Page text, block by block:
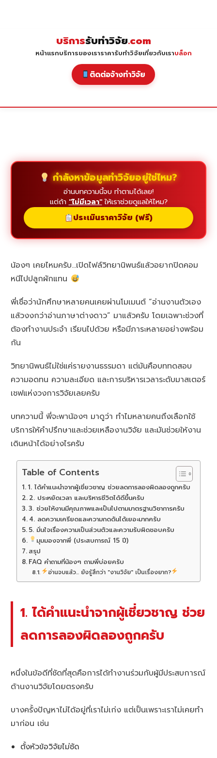
บริการรับทำวิจัย.com
หน้าแรกบริการของเราราคารับทำวิจัยเกี่ยวกับเราบล็อก
ติดต่อจ้างทำวิจัย
กำลังหาข้อมูลทำวิจัยอยู่ใช่ไหม?
อ่านบทความนี้จบ ทำตามได้เลย!
แต่ถ้า "ไม่มีเวลา"ให้เราช่วยดูแลให้ไหม?
ประเมินราคาวิจัย (ฟรี)
น้องๆ เคยไหมครับ…เปิดไฟล์วิทยานิพนธ์แล้วอยากปิดคอม
หนีไปปลูกผักแทน
พี่เชื่อว่านักศึกษาหลายคนเคยผ่านโมเมนต์ “อ่านงานตัวเอง
แล้วงงกว่าอ่านภาษาต่างดาว” มาแล้วครับ โดยเฉพาะช่วงที่
ต้องทำงานประจำ เรียนไปด้วย หรือมีภาระหลายอย่างพร้อม
กัน
วิทยานิพนธ์ไม่ใช่แค่รายงานธรรมดา แต่มันคือบททดสอบ
ความอดทน ความละเอียด และการบริหารเวลาระดับมาสเตอร์
เชฟแห่งวงการวิจัยเลยครับ
บทความนี้ พี่จะพาน้องๆ มาดูว่า ทำไมหลายคนถึงเลือกใช้
บริการให้คำปรึกษาและช่วยเหลืองานวิจัย และมันช่วยให้งาน
เดินหน้าได้อย่างไรครับ
Table of Contents
1. ได้คำแนะนำจากผู้เชี่ยวชาญ ช่วยลดการลองผิดลองถูกครับ
2. ประหยัดเวลา และบริหารชีวิตได้ดีขึ้นครับ
3. ช่วยให้งานมีคุณภาพและเป็นไปตามมาตรฐานวิชาการครับ
4. ลดความเครียดและความกดดันได้เยอะมากครับ
5. มั่นใจเรื่องความเป็นส่วนตัวและความรับผิดชอบครับ
มุมมองจากพี่ (ประสบการณ์ 15 ปี)
สรุป
FAQ คำถามที่น้องๆ ถามพี่บ่อยครับ
อ่านจบแล้ว... ยังรู้สึกว่า "งานวิจัย" เป็นเรื่องยาก?
1. ได้คำแนะนำจากผู้เชี่ยวชาญ ช่วย
ลดการลองผิดลองถูกครับ
หนึ่งในข้อดีที่ชัดที่สุดคือการได้ทำงานร่วมกับผู้มีประสบการณ์
ด้านงานวิจัยโดยตรงครับ
บางครั้งปัญหาไม่ได้อยู่ที่เราไม่เก่ง แต่เป็นเพราะเราไม่เคยทำ
มาก่อน เช่น
ตั้งหัวข้อวิจัยไม่ชัด